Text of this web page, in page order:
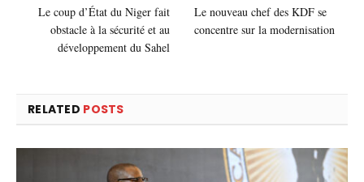
Le coup d’État du Niger fait
obstacle à la sécurité et au
développement du Sahel
Le nouveau chef des KDF se
concentre sur la modernisation
RELATED POSTS